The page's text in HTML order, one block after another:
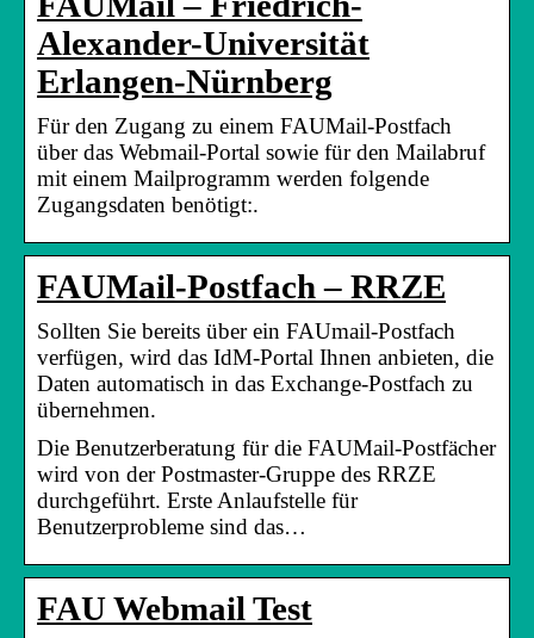
Alexander-Universität
Erlangen-Nürnberg
Für den Zugang zu einem FAUMail-Postfach
über das Webmail-Portal sowie für den Mailabruf
mit einem Mailprogramm werden folgende
Zugangsdaten benötigt:.
FAUMail-Postfach – RRZE
Sollten Sie bereits über ein FAUmail-Postfach
verfügen, wird das IdM-Portal Ihnen anbieten, die
Daten automatisch in das Exchange-Postfach zu
übernehmen.
Die Benutzerberatung für die FAUMail-Postfächer
wird von der Postmaster-Gruppe des RRZE
durchgeführt. Erste Anlaufstelle für
Benutzerprobleme sind das…
FAU Webmail Test